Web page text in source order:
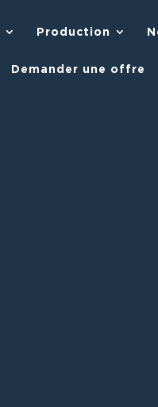
Production
Demander une offre